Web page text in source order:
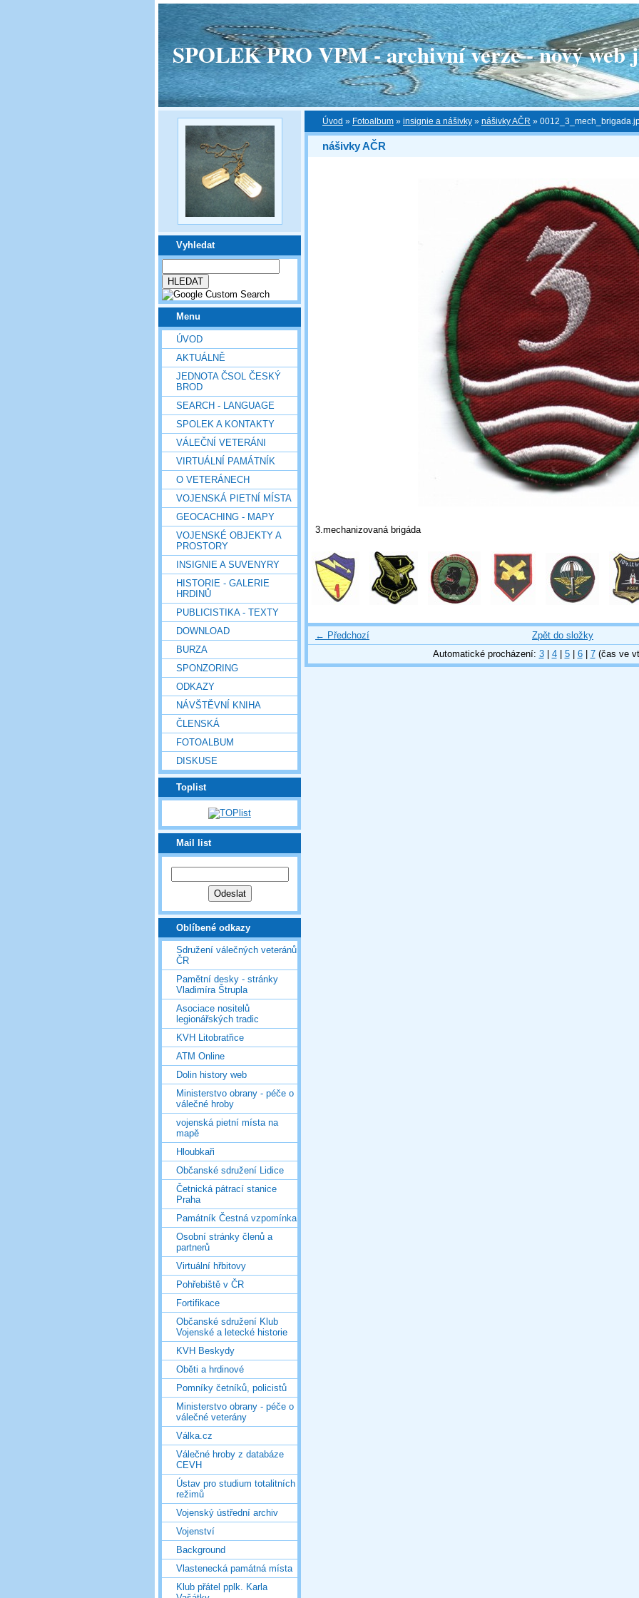
SPOLEK PRO VPM - archivní verze - nový web
Vyhledat
Menu
ÚVOD
AKTUÁLNĚ
JEDNOTA ČSOL ČESKÝ
BROD
SEARCH - LANGUAGE
SPOLEK A KONTAKTY
VÁLEČNÍ VETERÁNI
VIRTUÁLNÍ PAMÁTNÍK
O VETERÁNECH
VOJENSKÁ PIETNÍ MÍSTA
GEOCACHING - MAPY
VOJENSKÉ OBJEKTY A
PROSTORY
INSIGNIE A SUVENYRY
HISTORIE - GALERIE
HRDINŮ
PUBLICISTIKA - TEXTY
DOWNLOAD
BURZA
SPONZORING
ODKAZY
NÁVŠTĚVNÍ KNIHA
ČLENSKÁ
FOTOALBUM
DISKUSE
Toplist
Mail list
Oblíbené odkazy
Sdružení válečných veteránů
ČR
Pamětní desky - stránky
Vladimíra Štrupla
Asociace nositelů
legionářských tradic
KVH Litobratřice
ATM Online
Dolin history web
Ministerstvo obrany - péče o
válečné hroby
vojenská pietní místa na
mapě
Hloubkaři
Občanské sdružení Lidice
Četnická pátrací stanice
Praha
Památník Čestná vzpomínka
Osobní stránky členů a
partnerů
Virtuální hřbitovy
Pohřebiště v ČR
Fortifikace
Občanské sdružení Klub
Vojenské a letecké historie
KVH Beskydy
Oběti a hrdinové
Pomníky četníků, policistů
Ministerstvo obrany - péče o
válečné veterány
Válka.cz
Válečné hroby z databáze
CEVH
Ústav pro studium totalitních
režimů
Vojenský ústřední archiv
Vojenství
Background
Vlastenecká památná místa
Klub přátel pplk. Karla
Úvod » Fotoalbum » insignie a nášivky » nášivky AČR »
nášivky AČR
3.mechanizovaná brigáda
← Předchozí
Zpět do složky
Automatické procházení: 3| 4| 5| 6| 7(čas ve